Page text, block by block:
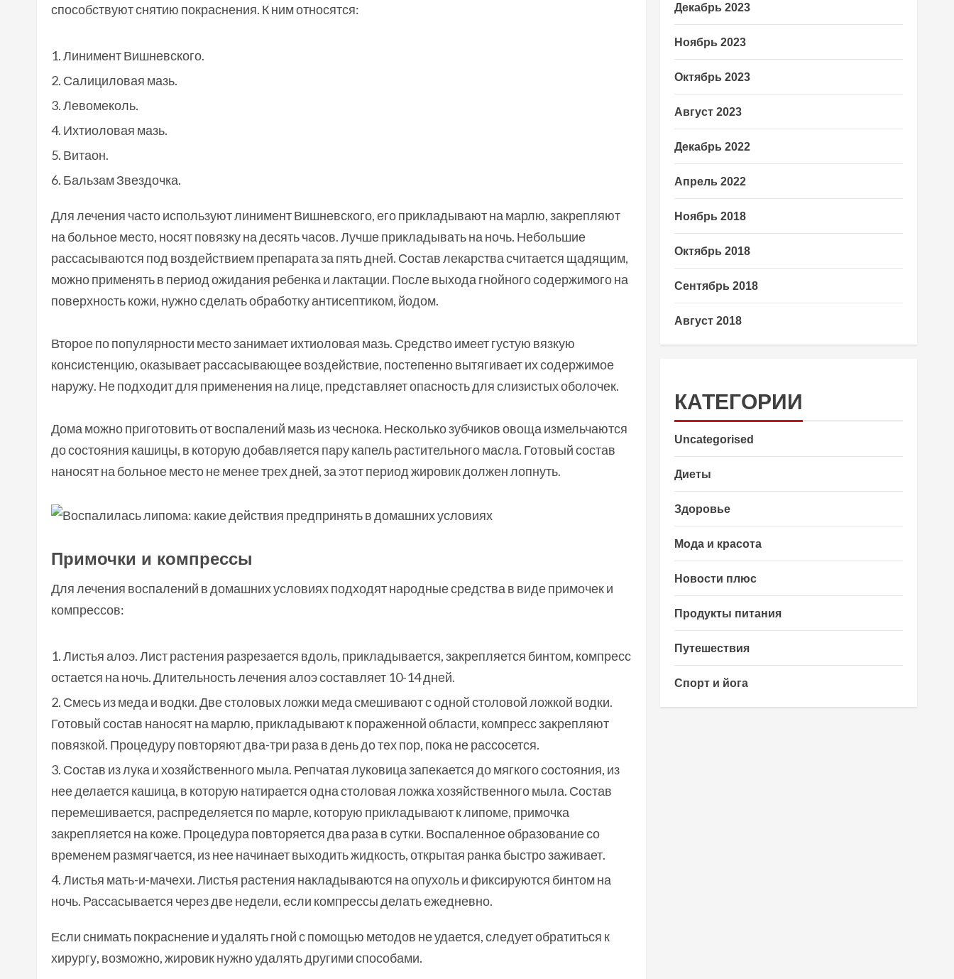
способствуют снятию покраснения. К ним относятся:
Линимент Вишневского.
Салициловая мазь.
Левомеколь.
Ихтиоловая мазь.
Витаон.
Бальзам Звездочка.
Для лечения часто используют линимент Вишневского, его прикладывают на марлю, закрепляют
на больное место, носят повязку на десять часов. Лучше прикладывать на ночь. Небольшие
рассасываются под воздействием препарата за пять дней. Состав лекарства считается щадящим,
можно применять в период ожидания ребенка и лактации. После выхода гнойного содержимого на
поверхность кожи, нужно сделать обработку антисептиком, йодом.
Второе по популярности место занимает ихтиоловая мазь. Средство имеет густую вязкую
консистенцию, оказывает рассасывающее воздействие, постепенно вытягивает их содержимое
наружу. Не подходит для применения на лице, представляет опасность для слизистых оболочек.
Дома можно приготовить от воспалений мазь из чеснока. Несколько зубчиков овоща измельчаются
до состояния кашицы, в которую добавляется пару капель растительного масла. Готовый состав
наносят на больное место не менее трех дней, за этот период жировик должен лопнуть.
Примочки и компрессы
Для лечения воспалений в домашних условиях подходят народные средства в виде примочек и
компрессов:
Листья алоэ. Лист растения разрезается вдоль, прикладывается, закрепляется бинтом, компресс
остается на ночь. Длительность лечения алоэ составляет 10-14 дней.
Смесь из меда и водки. Две столовых ложки меда смешивают с одной столовой ложкой водки.
Готовый состав наносят на марлю, прикладывают к пораженной области, компресс закрепляют
повязкой. Процедуру повторяют два-три раза в день до тех пор, пока не рассосется.
Состав из лука и хозяйственного мыла. Репчатая луковица запекается до мягкого состояния, из
нее делается кашица, в которую натирается одна столовая ложка хозяйственного мыла. Состав
перемешивается, распределяется по марле, которую прикладывают к липоме, примочка
закрепляется на коже. Процедура повторяется два раза в сутки. Воспаленное образование со
временем размягчается, из нее начинает выходить жидкость, открытая ранка быстро заживает.
Листья мать-и-мачехи. Листья растения накладываются на опухоль и фиксируются бинтом на
ночь. Рассасывается через две недели, если компрессы делать ежедневно.
Если снимать покраснение и удалять гной с помощью методов не удается, следует обратиться к
хирургу, возможно, жировик нужно удалять другими способами.
Декабрь 2023
Ноябрь 2023
Октябрь 2023
Август 2023
Декабрь 2022
Апрель 2022
Ноябрь 2018
Октябрь 2018
Сентябрь 2018
Август 2018
КАТЕГОРИИ
Uncategorised
Диеты
Здоровье
Мода и красота
Новости плюс
Продукты питания
Путешествия
Спорт и йога